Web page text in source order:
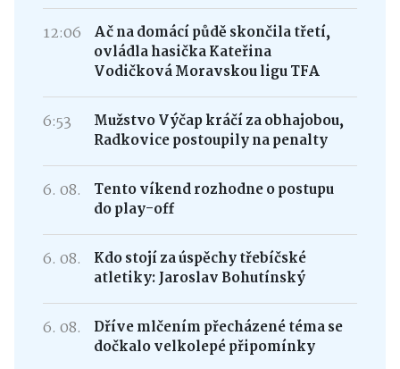
12:06
Ač na domácí půdě skončila třetí,
ovládla hasička Kateřina
Vodičková Moravskou ligu TFA
6:53
Mužstvo Výčap kráčí za obhajobou,
Radkovice postoupily na penalty
6. 08.
Tento víkend rozhodne o postupu
do play-off
6. 08.
Kdo stojí za úspěchy třebíčské
atletiky: Jaroslav Bohutínský
6. 08.
Dříve mlčením přecházené téma se
dočkalo velkolepé připomínky